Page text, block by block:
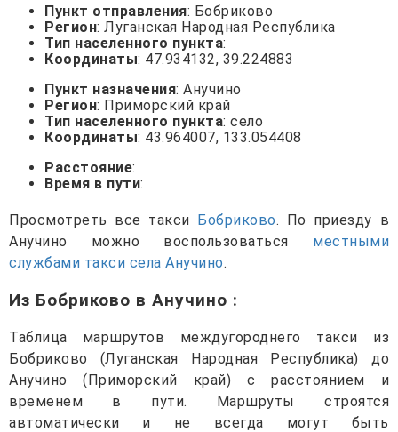
Пункт отправления: Бобриково
Регион: Луганская Народная Республика
Тип населенного пункта:
Координаты: 47.934132, 39.224883
Пункт назначения: Анучино
Регион: Приморский край
Тип населенного пункта: село
Координаты: 43.964007, 133.054408
Расстояние:
Время в пути:
Просмотреть все такси Бобриково. По приезду в
Анучино можно воспользоваться местными
службами такси села Анучино.
Из Бобриково в Анучино :
Таблица маршрутов междугороднего такси из
Бобриково (Луганская Народная Республика) до
Анучино (Приморский край) с расстоянием и
временем в пути. Маршруты строятся
автоматически и не всегда могут быть